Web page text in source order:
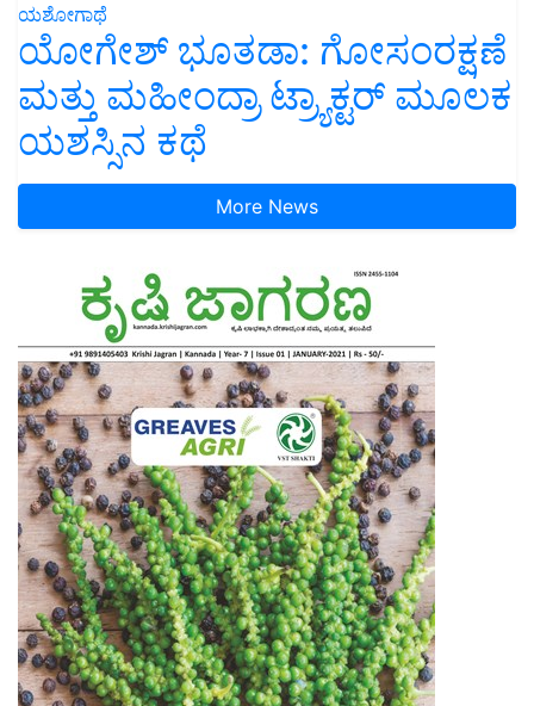
ಯಶೋಗಾಥೆ
ಯೋಗೇಶ್ ಭೂತಡಾ: ಗೋಸಂರಕ್ಷಣೆ
ಮತ್ತು ಮಹೀಂದ್ರಾ ಟ್ರ್ಯಾಕ್ಟರ್ ಮೂಲಕ
ಯಶಸ್ಸಿನ ಕಥೆ
More News